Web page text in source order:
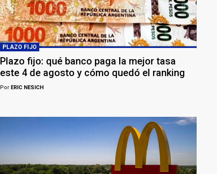
PLAZO FIJO
Plazo fijo: qué banco paga la mejor tasa
este 4 de agosto y cómo quedó el ranking
Por ERIC NESICH